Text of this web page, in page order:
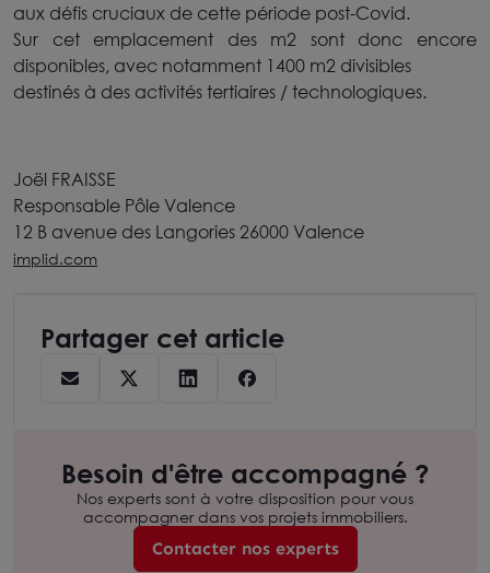
aux défis cruciaux de cette période post-Covid.
Sur cet emplacement des m2 sont donc encore
disponibles, avec notamment 1400 m2 divisibles
destinés à des activités tertiaires / technologiques.
Joël FRAISSE
Responsable Pôle Valence
12 B avenue des Langories 26000 Valence
implid.com
Partager cet article
Besoin d'être accompagné ?
Nos experts sont à votre disposition pour vous
accompagner dans vos projets immobiliers.
Contacter nos experts